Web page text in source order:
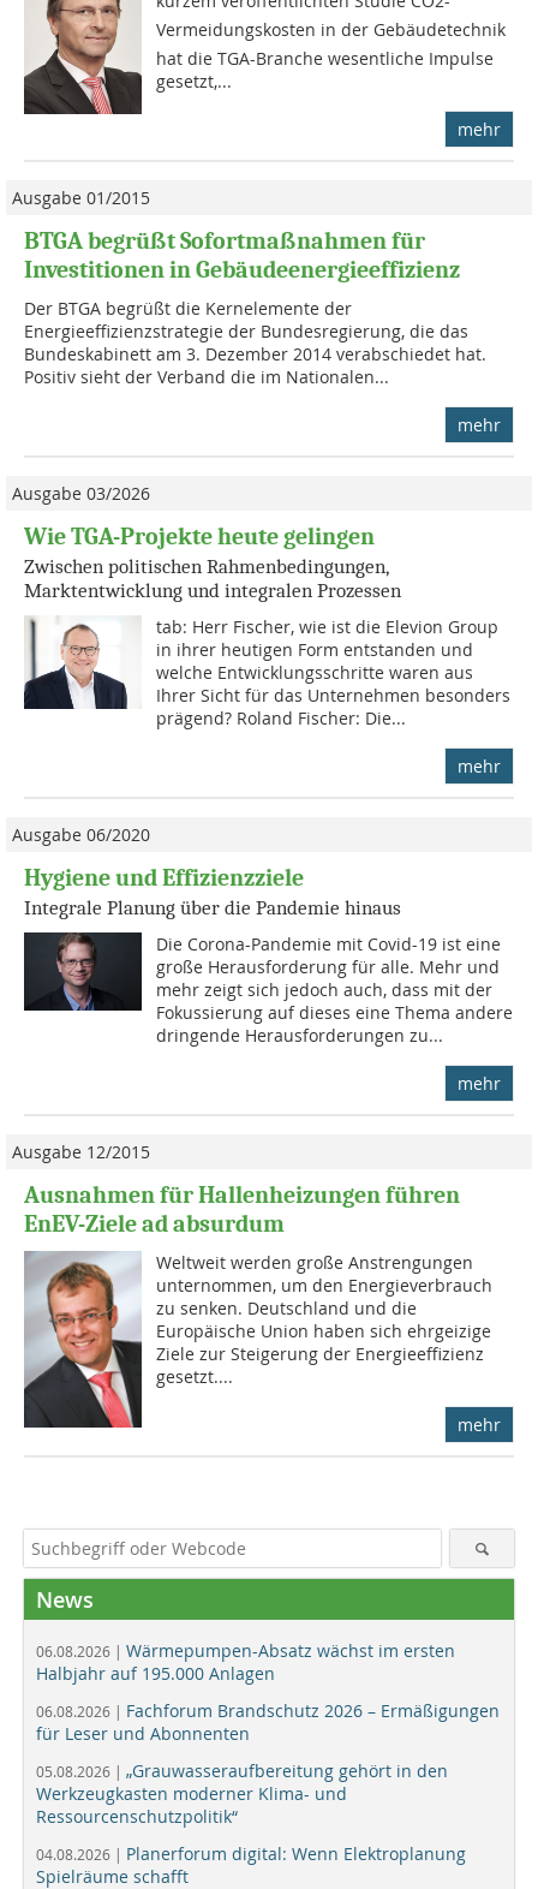
Vermeidungskosten in der Gebäudetechnik
hat die TGA-Branche wesentliche Impulse
gesetzt,...
mehr
Ausgabe 01/2015
BTGA begrüßt Sofortmaßnahmen für
Investitionen in Gebäudeenergieeffizienz
Der BTGA begrüßt die Kernele­mente der
Energieeffizienzstra­tegie der Bundesregierung, die das
Bundeskabinett am 3. Dezember 2014 verabschiedet hat.
Positiv sieht der Verband die im Nationalen...
mehr
Ausgabe 03/2026
Wie TGA-Projekte heute gelingen
Zwischen politischen Rahmenbedingungen,
Marktentwicklung und integralen Prozessen
tab: Herr Fischer, wie ist die Elevion Group
in ihrer heutigen Form entstanden und
welche Entwicklungsschritte waren aus
Ihrer Sicht für das Unternehmen besonders
prägend? Roland Fischer: Die...
mehr
Ausgabe 06/2020
Hygiene und Effizienzziele
Integrale Planung über die Pandemie hinaus
Die Corona-Pandemie mit Covid-19 ist eine
große Herausforderung für alle. Mehr und
mehr zeigt sich jedoch auch, dass mit der
Fokussierung auf dieses eine Thema andere
dringende Herausforderungen zu...
mehr
Ausgabe 12/2015
Ausnahmen für Hallenheizungen führen
EnEV-Ziele ad absurdum
Weltweit werden große Anstrengungen
unternommen, um den Energieverbrauch
zu senken. Deutschland und die
Europäische Union haben sich ehrgeizige
Ziele zur Steigerung der Energieeffizienz
gesetzt....
mehr
News
06.08.2026 | Wärmepumpen-Absatz wächst im ersten
Halbjahr auf 195.000 Anlagen
06.08.2026 | Fachforum Brandschutz 2026 – Ermäßigungen
für Leser und Abonnenten
05.08.2026 | „Grauwasseraufbereitung gehört in den
Werkzeugkasten moderner Klima- und
Ressourcenschutzpolitik“
04.08.2026 | Planerforum digital: Wenn Elektroplanung
Spielräume schafft